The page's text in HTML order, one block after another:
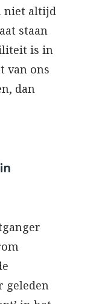
niet altijd
staan
is in
van ons
dan
geleden